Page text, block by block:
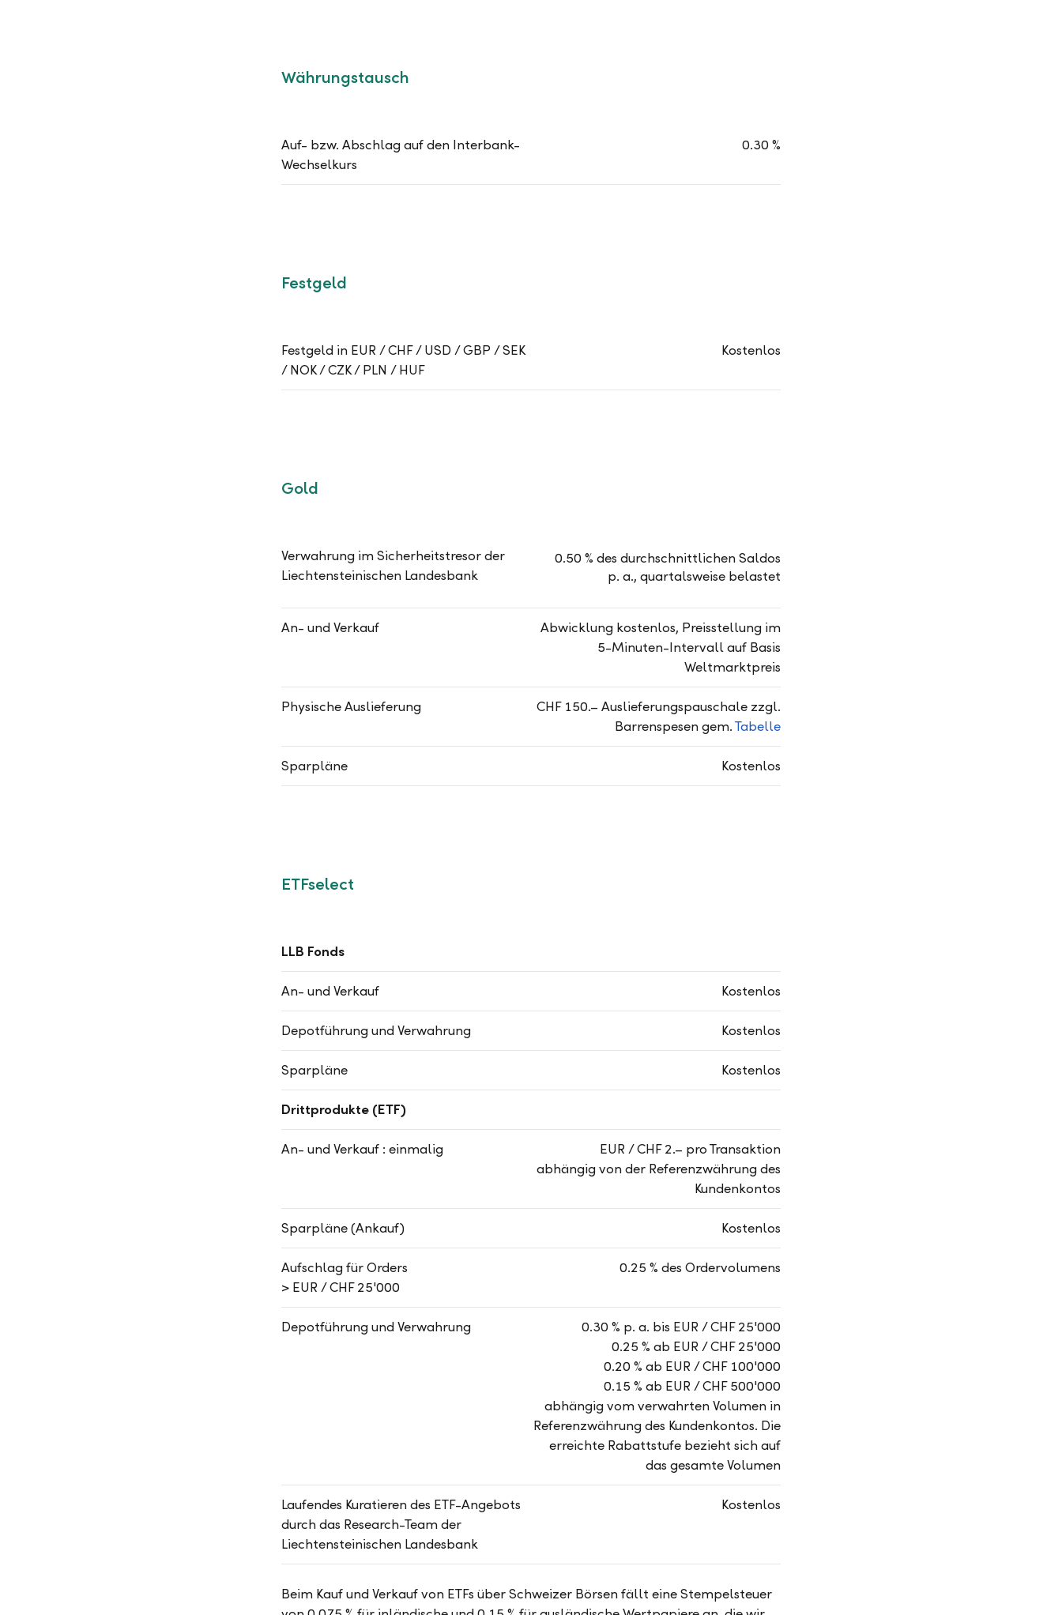
Währungstausch
Auf- bzw. Abschlag auf den Interbank-
Wechselkurs
0.30 %
Festgeld
Festgeld in EUR / CHF / USD / GBP / SEK
/ NOK / CZK / PLN / HUF
Kostenlos
Gold
Verwahrung im Sicherheitstresor der
Liechtensteinischen Landesbank
0.50 % des durchschnittlichen Saldos
p. a., quartalsweise belastet
An- und Verkauf
Abwicklung kostenlos, Preisstellung im
5-Minuten-Intervall auf Basis
Weltmarktpreis
Physische Auslieferung
CHF 150.– Auslieferungspauschale zzgl.
Barrenspesen gem.Tabelle
Sparpläne Kostenlos
ETFselect
LLB Fonds
An- und Verkauf Kostenlos
Depotführung und Verwahrung Kostenlos
Sparpläne Kostenlos
Drittprodukte (ETF)
An- und Verkauf : einmalig
EUR / CHF 2.– pro Transaktion
abhängig von der Referenzwährung des
Kundenkontos
Sparpläne (Ankauf) Kostenlos
Aufschlag für Orders
> EUR / CHF 25'000
0.25 % des Ordervolumens
Depotführung und Verwahrung
0.30 % p. a. bis EUR / CHF 25'000
0.25 % ab EUR / CHF 25'000
0.20 % ab EUR / CHF 100'000
0.15 % ab EUR / CHF 500'000
abhängig vom verwahrten Volumen in
Referenzwährung des Kundenkontos. Die
erreichte Rabattstufe bezieht sich auf
das gesamte Volumen
Laufendes Kuratieren des ETF-Angebots
durch das Research-Team der
Liechtensteinischen Landesbank
Kostenlos
Beim Kauf und Verkauf von ETFs über Schweizer Börsen fällt eine Stempelsteuer